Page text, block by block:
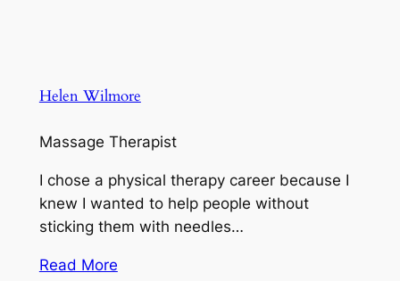
Helen Wilmore
Massage Therapist
I chose a physical therapy career because I
knew I wanted to help people without
sticking them with needles…
Read More